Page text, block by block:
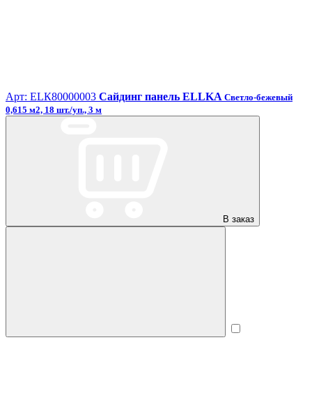
Арт: ЕLК80000003 Сайдинг панель ELLKA Светло-бежевый
0,615 м2, 18 шт./уп., 3 м
В заказ